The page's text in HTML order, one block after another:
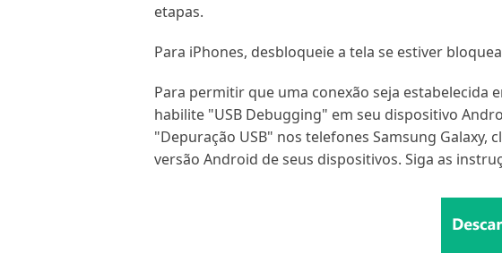
etapas.
Para iPhones, desbloqueie a tela se estiver
Para permitir que uma conexão seja estabelecida
habilite "USB Debugging" em seu dispositivo
"Depuração USB" nos telefones Samsung
versão Android de seus dispositivos. Siga as